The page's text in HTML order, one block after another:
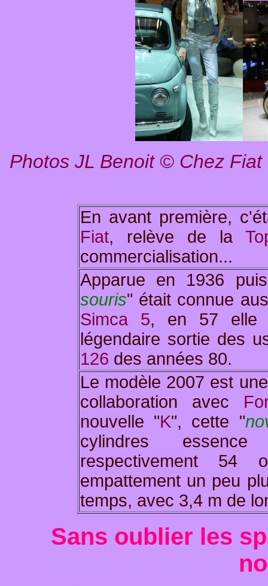
Photos JL Benoit © Chez
En avant première,
Fiat, relève de la
commercialisation...
Apparue en 1936
souris" était connue
Simca 5, en 57 elle
légendaire sortie des
126 des années 80.
Le modèle 2007 est
collaboration avec
nouvelle "K", cette "
cylindres
respectivement
empattement un peu
temps, avec 3,4 m de
Sans oublier les